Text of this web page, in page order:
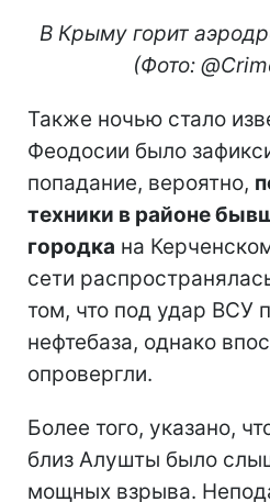
В Крыму горит
(Фото:
Также ночью стало
Феодосии было
попадание, вероятно,
техники в районе
городка на
сети
том, что под удар ВСУ
нефтебаза, однако
опровергли.
Более того, указано,
близ Алушты было
мощных взрыва.